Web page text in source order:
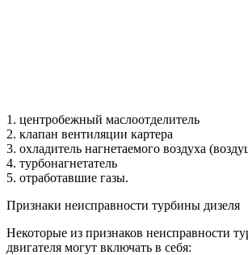
1. центробежный маслоотделитель
2. клапан вентиляции картера
3. охладитель нагнетаемого воздуха
4. турбонагнетатель
5. отработавшие газы.
Признаки неисправности турбины дизеля
Некоторые из признаков неисправности
двигателя могут включать в себя: